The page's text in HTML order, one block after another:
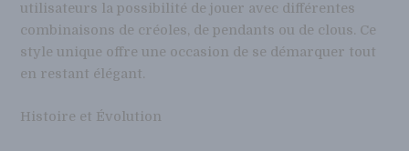
utilisateurs la possibilité de jouer avec différentes
combinaisons de créoles, de pendants ou de clous. Ce
style unique offre une occasion de se démarquer tout
en restant élégant.
Histoire et Évolution